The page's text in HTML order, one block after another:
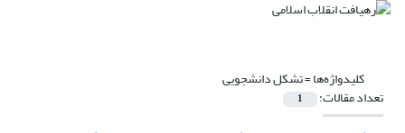
کلیدواژه‌ها =تشکل دانشجویی
تعداد مقالات: 1